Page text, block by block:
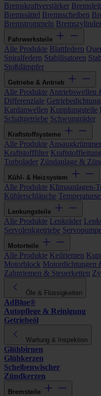
Bremskraftverstärker
Bremssättel Bremsscheiben
Bremstrommeln Bremszylinder
Fahrwerksteile
Alle Produkte Blattfedern
Spiralfedern Stabilisatoren
Stoßdämpfer
Getriebe & Antrieb
Alle Produkte Antriebswellen
Differenziale
Kardanwellen Kupplungsteile
Schaltgetriebe Schwungräder
Kraftstoffsysteme
Alle Produkte Ansaugkrümmer
Kraftstofffilter
Turbolader Zündanlage &
Kühl- & Heizsystem
Alle Produkte Klimaanlagen-
Kühlerschläuche
Lenkungsteile
Alle Produkte Lenkräder
Servolenkgetriebe
Motorteile
Alle Produkte Keilriemen
Motorblock Motordichtungen
Zahnriemen & Steuerketten
Öle & Flüssigkeiten
AdBlue®
Autopflege & Reinigung
Getriebeöl
Wartung & Inspektion
Glühbirnen
Glühkerzen
Scheibenwischer
Zündkerzen
Bremsteile